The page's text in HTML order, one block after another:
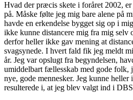
Hvad der præcis skete i foråret 2002,
på. Måske følte jeg mig bare alene på
havde en erkendelse bygget sig op i
ikke kunne distancere mig fra mig selv
derfor heller ikke gav mening at
svagsynede. I hvert fald fik jeg meldt
år. Jeg var opslugt fra begyndelsen,
umiddelbart fællesskab med gode folk,
nye, gode mennesker. Jeg kunne
resulterede i, at jeg blev valgt ind i